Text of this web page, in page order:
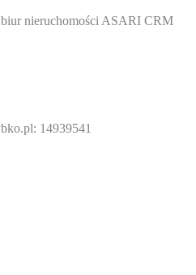
biur nieruchomości ASARI CRM
14939541